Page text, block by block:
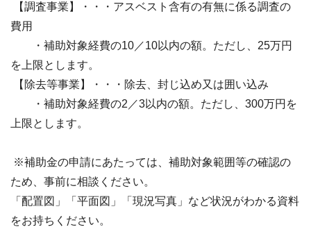
【調査事業】・・・アスベスト含有の有無に係る調査の
費用
・補助対象経費の10／10以内の額。ただし、25万円
を上限とします。
【除去等事業】・・・除去、封じ込め又は囲い込み
・補助対象経費の2／3以内の額。ただし、300万円を
上限とします。
※補助金の申請にあたっては、補助対象範囲等の確認の
ため、事前に相談ください。
「配置図」「平面図」「現況写真」など状況がわかる資料
をお持ちください。